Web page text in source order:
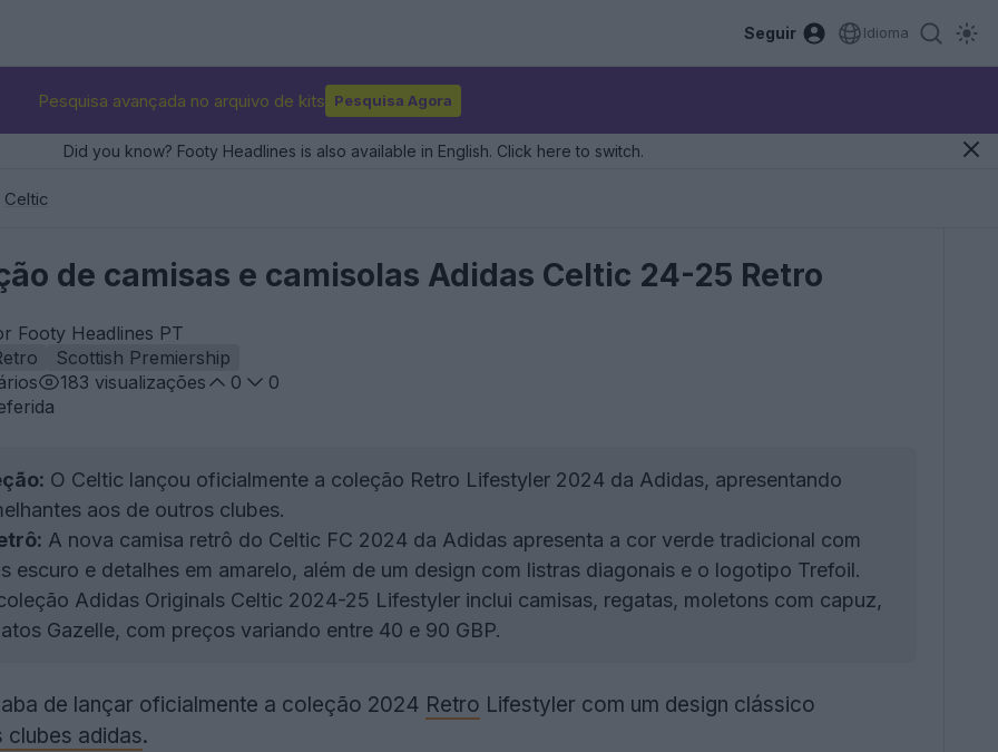
Seguir Idioma
Pesquisa avançada no arquivo de kits Pesquisa Agora
Did you know? Footy Headlines is also available in English. Click here to switch.
Celtic
de camisas e camisolas Adidas Celtic 24-25 Retro
Footy Headlines PT
Scottish Premiership
183 visualizações 0
0
O Celtic lançou oficialmente a coleção Retro Lifestyler 2024 da Adidas, apresentando
aos de outros clubes.
A nova camisa retrô do Celtic FC 2024 da Adidas apresenta a cor verde tradicional com
escuro e detalhes em amarelo, além de um design com listras diagonais e o logotipo Trefoil.
Adidas Originals Celtic 2024-25 Lifestyler inclui camisas, regatas, moletons com capuz,
Gazelle, com preços variando entre 40 e 90 GBP.
de lançar oficialmente a coleção 2024 Retro Lifestyler com um design clássico
clubes adidas.